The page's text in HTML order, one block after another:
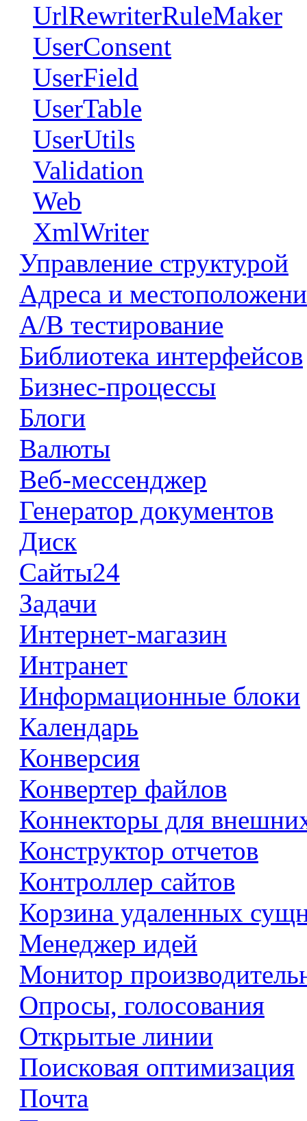
UrlRewriterRuleMaker
UserConsent
UserField
UserTable
UserUtils
Validation
Web
XmlWriter
Управление структурой
Адреса и
А/В тестирование
Библиотека интерфейсов
Бизнес-процессы
Блоги
Валюты
Веб-мессенджер
Генератор документов
Диск
Сайты24
Задачи
Интернет-магазин
Интранет
Информационные блоки
Календарь
Конверсия
Конвертер файлов
Коннекторы для
Конструктор отчетов
Контроллер сайтов
Корзина удаленных
Менеджер идей
Монитор
Опросы, голосования
Открытые линии
Поисковая оптимизация
Почта